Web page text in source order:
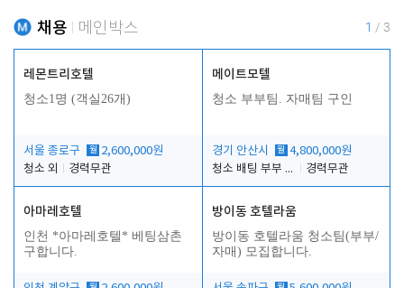
채용 메인박스 1 / 3
레몬트리호텔
청소1명 (객실26개)
서울 종로구 월 2,600,000원
청소 외
경력무관
메이트모텔
청소 부부팀. 자매팀 구인
경기 안산시 월 4,800,000원
청소 배팅 부부 구합니다
경력무관
아마레호텔
인천 *아마레호텔* 베팅삼촌
구합니다.
방이동 호텔라움
방이동 호텔라움 청소팀(부부/
자매) 모집합니다.